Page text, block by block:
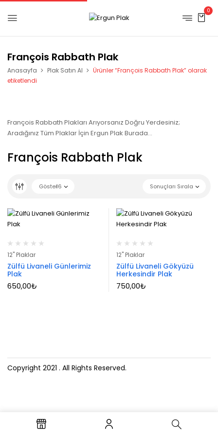
0
François Rabbath Plak
Anasayfa Plak Satın Al
Ürünler “François Rabbath Plak” olarak
etiketlendi
François Rabbath Plakları Arıyorsanız Doğru Yerdesiniz;
Aradığınız Tüm Plaklar İçin Ergun Plak Burada…
François Rabbath Plak
Sonuçları Sırala
Göster16
12" Plaklar
Zülfü Livaneli Günlerimiz
Plak
650,00₺
12" Plaklar
Zülfü Livaneli Gökyüzü
Herkesindir Plak
750,00₺
Copyright 2021 . All Rights Reserved.